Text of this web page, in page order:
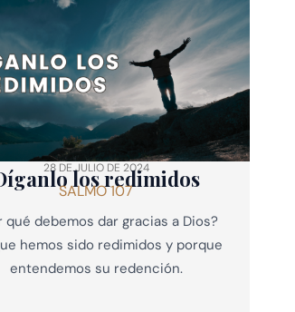
28 DE JULIO DE 2024
los redimidos
SALMO 107
qué debemos dar gracias a Dios?
hemos sido redimidos y porque
entendemos su redención.